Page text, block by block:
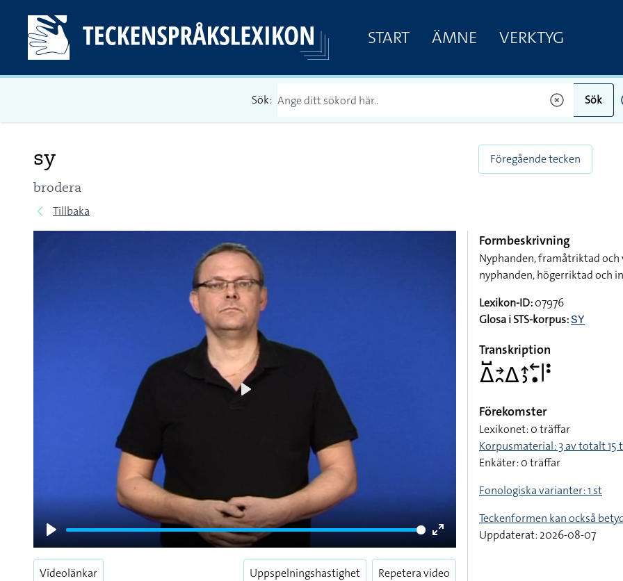
START ÄMNE VERKTYG
Sök: Sök
sy
brodera
Tillbaka
Föregående tecken
Play
Enter
fullscreen
Videolänkar Uppspelningshastighet Repetera video
Formbeskrivning
Nyphanden, framåtriktad
nyphanden, högerriktad och
Lexikon-ID:07976
Glosa i STS-korpus:SY
Transkription
􌤩􌤹􌥔􌥘􌤩􌤴􌤶􌥢􌥡􌥼􌥻
Förekomster
Lexikonet: 0 träffar
Korpusmaterial: 3 av totalt 15
Enkäter: 0 träffar
Fonologiska varianter: 1 st
Teckenformen kan också
Uppdaterat: 2026-08-07